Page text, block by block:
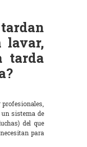
lavar,
tarda
sistema de
del que
para